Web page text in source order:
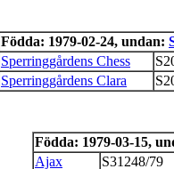
Födda: 1979-02-24, undan:
Sperringgårdens Chess
Sperringgårdens Clara
Födda: 1979-03-15,
Ajax
S31248/79